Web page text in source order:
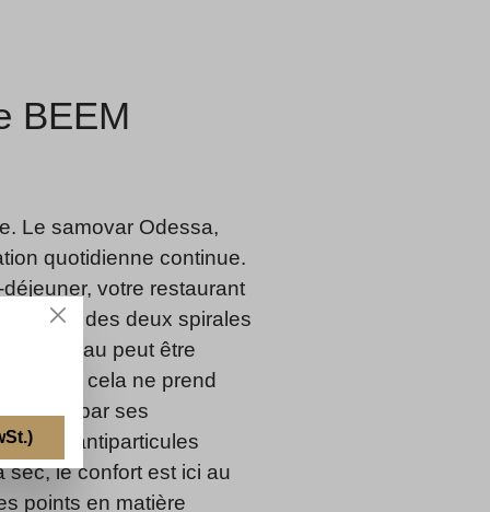
BEEM
Le samovar Odessa,
quotidienne continue.
votre restaurant
des deux spirales
l'eau peut être
cela ne prend
par ses
et antiparticules
sec, le confort est ici au
points en matière